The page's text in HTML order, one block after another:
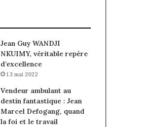
des
Jean Guy WANDJI
NKUIMY, véritable repère
d’excellence
13 mai 2022
Vendeur ambulant au
destin fantastique : Jean
Marcel Defogang, quand
la foi et le travail